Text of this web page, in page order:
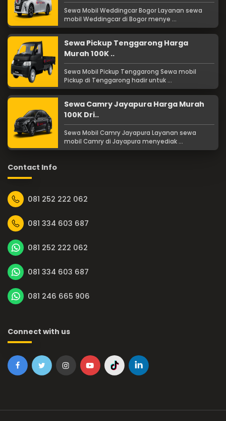
Sewa Mobil Weddingcar Bogor Layanan sewa
mobil Weddingcar di Bogor menye ...
Sewa Pickup Tenggarong Harga
Murah 100K ..
Sewa Mobil Pickup Tenggarong Sewa mobil
Pickup di Tenggarong hadir untuk ...
Sewa Camry Jayapura Harga Murah
100K Dri..
Sewa Mobil Camry Jayapura Layanan sewa
mobil Camry di Jayapura menyediak ...
Contact Info
081 252 222 062
081 334 603 687
081 252 222 062
081 334 603 687
081 246 665 906
Connect with us